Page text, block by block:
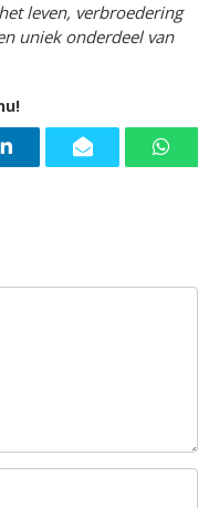
leven, verbroedering
uniek onderdeel van